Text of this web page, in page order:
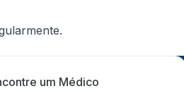
um Médico